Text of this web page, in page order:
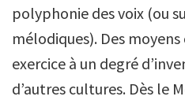
polyphonie des voix (ou
mélodiques). Des
exercice à un degré
d’autres cultures. Dès le